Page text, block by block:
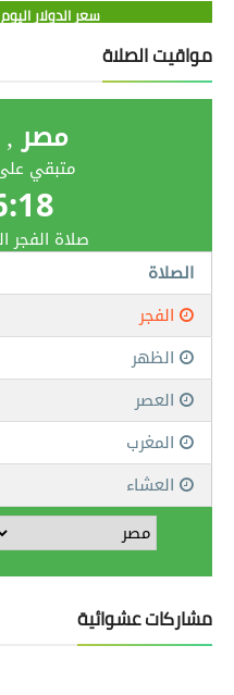
سعر الدولار اليوم
مواقيت الصلاة
مشاركات عشوائية